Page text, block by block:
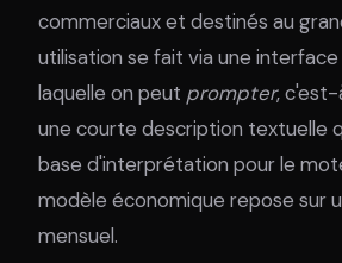
commerciaux et destinés au
utilisation se fait via une interface
laquelle on peut prompter,
une courte description textuelle
base d'interprétation pour le
modèle économique repose sur
mensuel.